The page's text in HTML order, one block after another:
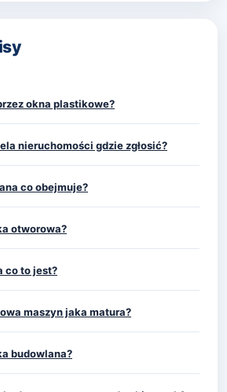
okna plastikowe?
nieruchomości gdzie zgłosić?
co obejmuje?
otworowa?
co to jest?
maszyn jaka matura?
budowlana?